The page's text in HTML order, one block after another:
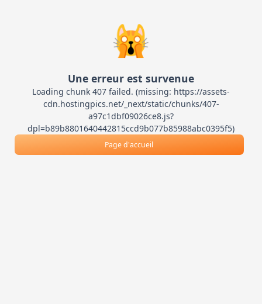
🙀
Une erreur est survenue
Loading chunk 407 failed. (missing: https://assets-
cdn.hostingpics.net/_next/static/chunks/407-
a97c1dbf09026ce8.js?
dpl=b89b8801640442815ccd9b077b85988abc0395f5)
Page d'accueil